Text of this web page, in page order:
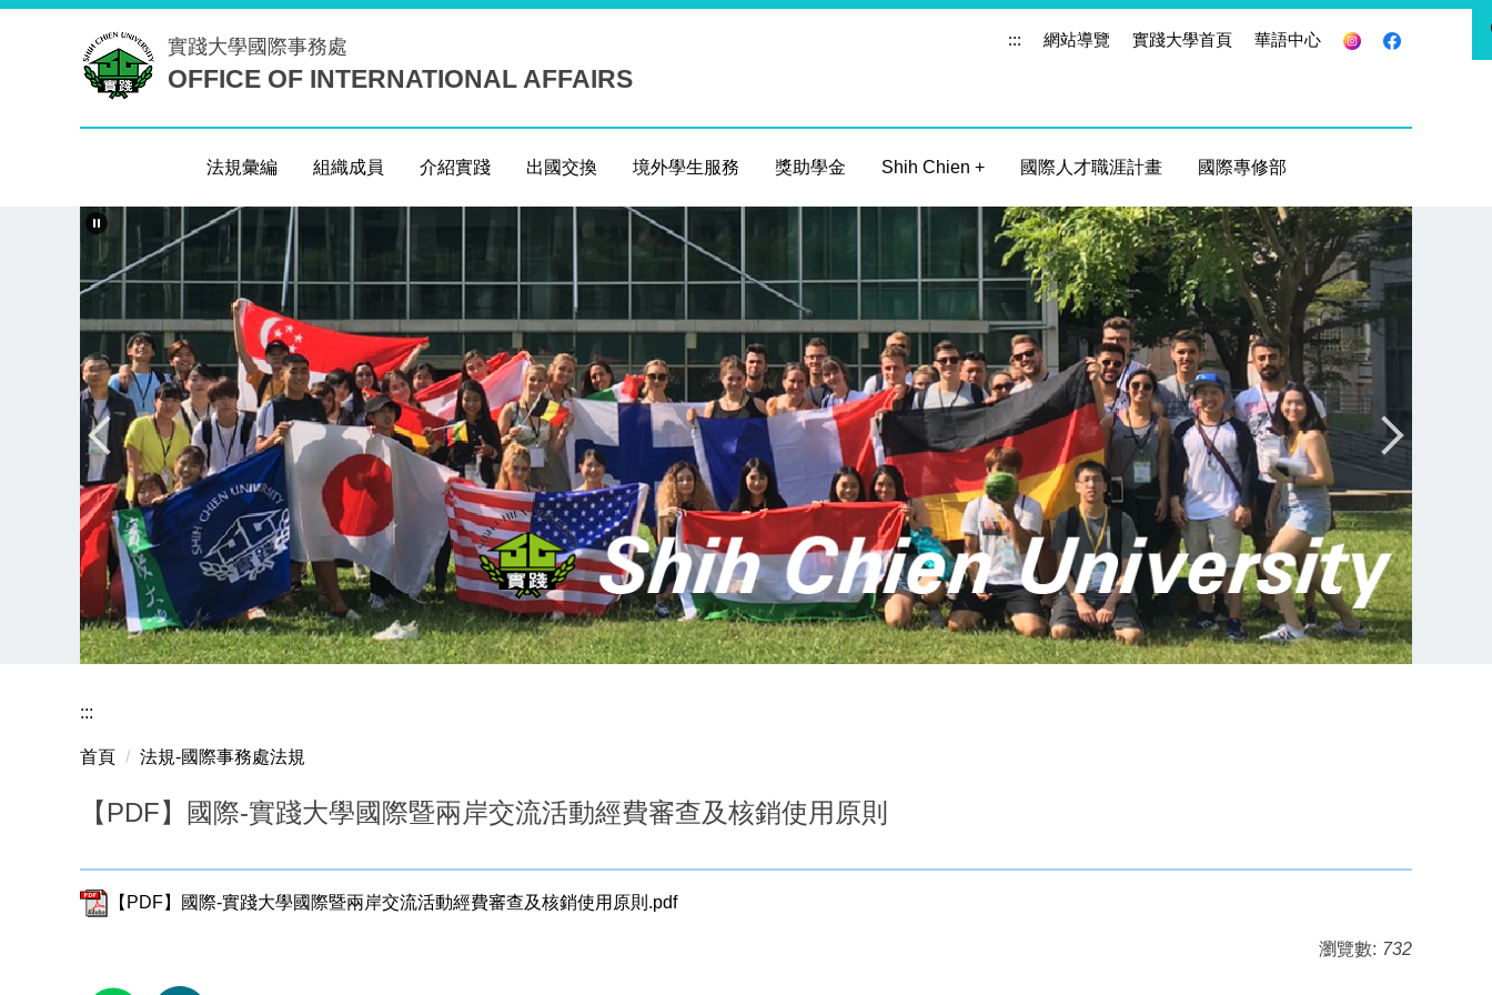
實踐大學 國際事務處
OFFICE OF INTERNATIONAL AFFAIRS
::: 網站導覽 實踐大學首頁 華語中心
法規彙編 組織成員 介紹實踐 出國交換 境外學生服務 獎助學金 Shih Chien + 國際人才職涯計畫 國際專修部
:::
首頁 法規-國際事務處法規
【PDF】國際-實踐大學國際暨兩岸交流活動經費審查及核銷使用原則
【PDF】國際-實踐大學國際暨兩岸交流活動經費審查及核銷使用原則.pdf
瀏覽數: 732